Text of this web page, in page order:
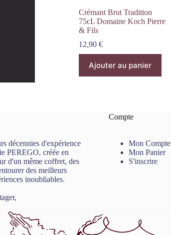
Crémant Brut Tradition
75cL Domaine Koch Pierre
& Fils
12,90 €
Ajouter au panier
décennies d'expérience
PEREGO, créée en
d'un même coffret, des
des meilleurs
inoubliables.
Compte
Mon Compte
Mon Panier
S'inscrire